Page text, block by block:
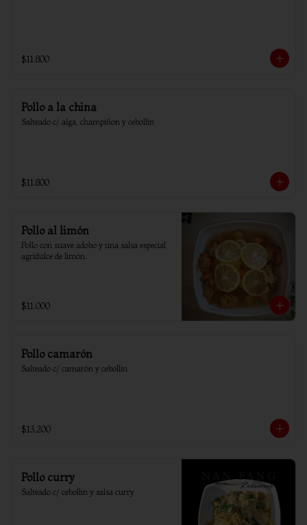
$11.800
Pollo a la china
Salteado c/ alga, champiñon y cebollin
$11.800
Pollo al limón
Pollo con suave adobo y una salsa especial
agridulce de limón.
$11.000
Pollo camarón
Salteado c/ camarón y cebollín
$13.200
Pollo curry
Salteado c/ cebollin y salsa curry